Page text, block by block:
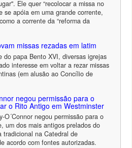
Ele quer “recolocar a missa no
se apóia em uma grande corrente,
a corrente da “reforma da
missas rezadas em latim
do papa Bento XVI, diversas igrejas
interesse em voltar a rezar missas
(em alusão ao Concílio de
negou permissão para o
o Rito Antigo em Westminster
O´Connor negou permissão para o
um dos mais antigos prelados do
tradicional na Catedral de
acordo com fontes autorizadas.